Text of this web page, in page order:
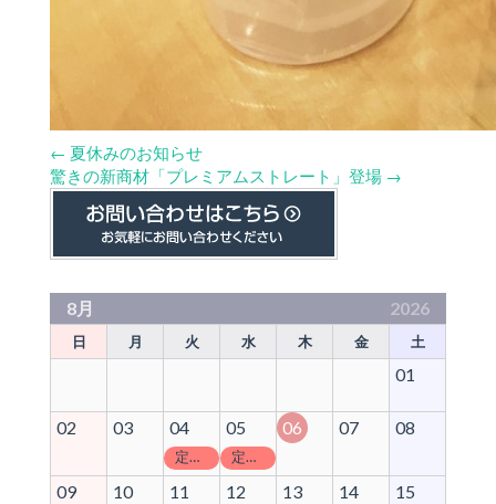
← 夏休みのお知らせ
驚きの新商材「プレミアムストレート」登場 →
8月 2026
日 月 火 水 木 金 土
01
02 03 04
定休日
05
定休日
06 07 08
09 10 11 12 13 14 15